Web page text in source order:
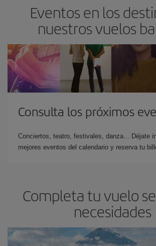
Eventos en los
nuestros vuelos
Consulta los próximos
Conciertos, teatro, festivales, danza... Déjate
mejores eventos del calendario y reserva tu
Completa tu vuelo
necesidades